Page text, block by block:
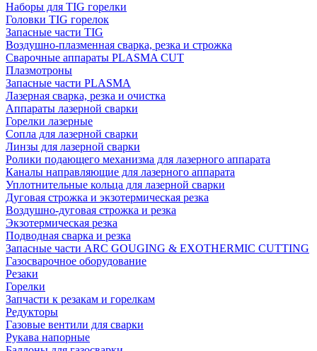
Наборы для TIG горелки
Головки TIG горелок
Запасные части TIG
Воздушно-плазменная сварка, резка и строжка
Сварочные аппараты PLASMA CUT
Плазмотроны
Запасные части PLASMA
Лазерная сварка, резка и очистка
Аппараты лазерной сварки
Горелки лазерные
Сопла для лазерной сварки
Линзы для лазерной сварки
Ролики подающего механизма для лазерного аппарата
Каналы направляющие для лазерного аппарата
Уплотнительные кольца для лазерной сварки
Дуговая строжка и экзотермическая резка
Воздушно-дуговая строжка и резка
Экзотермическая резка
Подводная сварка и резка
Запасные части ARC GOUGING & EXOTHERMIC CUTTING
Газосварочное оборудование
Резаки
Горелки
Запчасти к резакам и горелкам
Редукторы
Газовые вентили для сварки
Рукава напорные